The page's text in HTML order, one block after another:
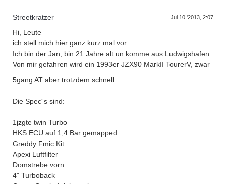
D
a
s
T
r
e
f
f
e
n
d
e
r
G
e
n
e
r
a
t
i
o
n
e
n
Streetkratzer Jul 10 '2013, 2:07
Hi, Leute
ich stell mich hier ganz kurz mal vor.
Ich bin der Jan, bin 21 Jahre alt un komme aus Ludwigshafen
Von mir gefahren wird ein 1993er JZX90 MarkII TourerV, zwar
5gang AT aber trotzdem schnell
Die Spec´s sind:
1jzgte twin Turbo
HKS ECU auf 1,4 Bar gemapped
Greddy Fmic Kit
Apexi Luftfilter
Domstrebe vorn
4" Turboback